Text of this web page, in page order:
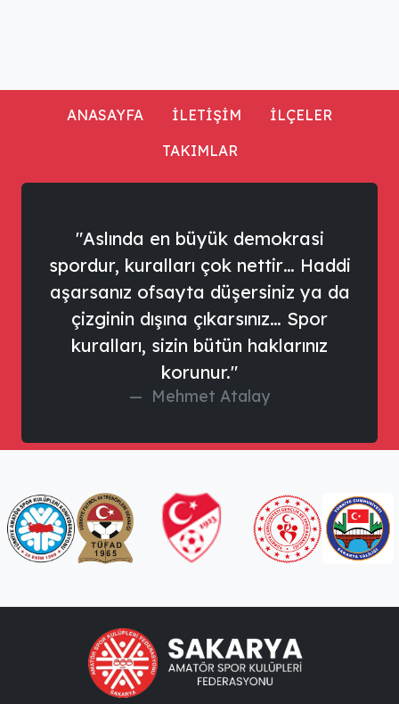
ANASAYFA İLETİŞİM
İLÇELER
TAKIMLAR
"Aslında en büyük demokrasi
spordur, kuralları çok nettir… Haddi
aşarsanız ofsayta düşersiniz ya da
çizginin dışına çıkarsınız… Spor
kuralları, sizin bütün haklarınız
korunur."
Mehmet Atalay